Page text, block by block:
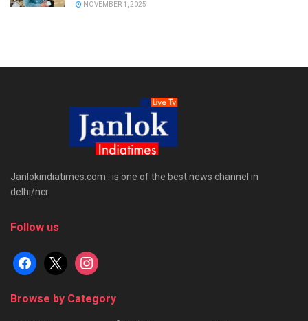
NOVEMBER 1, 2025
Janlokindiatimes.com : is one of the best news channel in
delhi/ncr
Follow us
facebook
x instagram
Browse by Category